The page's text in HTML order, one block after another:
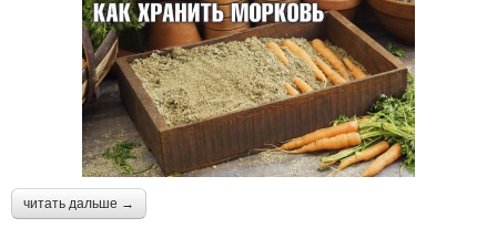
читать дальше →